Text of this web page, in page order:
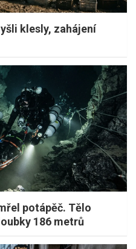
klesly, zahájení
potápěč. Tělo
186 metrů